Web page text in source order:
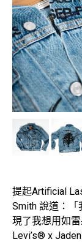
提起Artificial
Smith 說道：
現了我想用如
Levi’s® x